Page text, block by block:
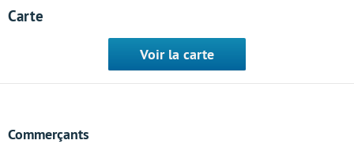
Carte
Voir la carte
Commerçants